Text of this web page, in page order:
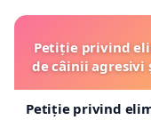
Petiție privind
de câinii agresivi
Petiție privind